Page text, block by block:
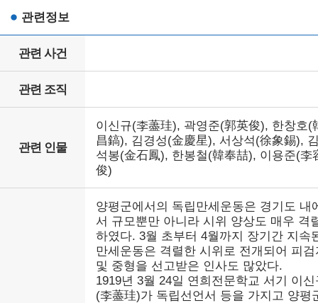
관련정보
관련 사건
관련 조직
관련 인물
이신규(李藎珪), 곽영준(郭英俊), 한창호(
昌鎬), 김경성(金慶星), 서상석(徐象錫),
석봉(金石鳳), 한봉철(韓奉喆), 이용준(李
俊)
양평군에서의 독립만세운동은 경기도 내
서 규모뿐만 아니라 시위 양상도 매우 격
하였다. 3월 초부터 4월까지 장기간 지속
만세운동은 격렬한 시위로 전개되어 피검
및 중형을 선고받은 인사도 많았다.
1919년 3월 24일 연희전문학교 서기 이신
(李藎珪)가 독립선언서 등을 가지고 양평